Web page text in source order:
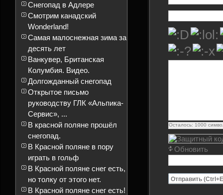
Снегопад в Адлере
Смотрим канадский
Wonderland!
Самая малоснежная зима за
десять лет
Ванкувер, Британская
Колумбия. Видео.
Долгожданный снегопад
Открытое письмо
руководству ГЛК «Альпика-
Сервис», ...
В красной поляне прошёл
снегопад.
В Красной поляне в пору
играть в гольф
В Красной поляне снег есть,
но толку от этого нет.
В Красной поляне снег есть!
Осталось: 1000
Обновить
Отправить